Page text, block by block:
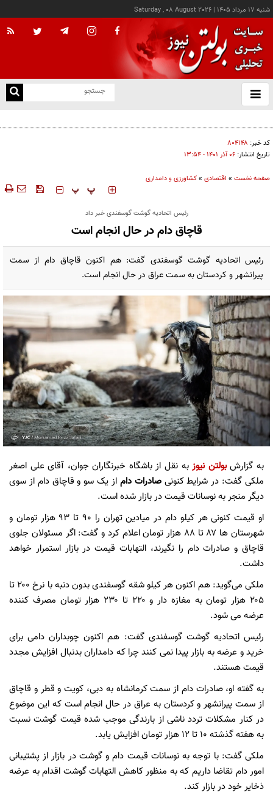
شنبه ۱۷ مرداد ۱۴۰۵ |
Saturday , 08 August 2026
باز
و
کد خبر: ۸۰۴۱۴۸
تاریخ انتشار: ۰۶ آذر ۱۴۰۱ - ۱۳:۵۴
صفحه نخست » اقتصادی »کشاورزی و دامداری
‍‍‍ پ پ
رئیس اتحادیه گوشت گوسفندی خبر داد
قاچاق دام در حال انجام است
رئیس اتحادیه گوشت گوسفندی گفت: هم اکنون قاچاق دام از سمت
پیرانشهر و کردستان به سمت عراق در حال انجام است.
به گزارشبولتن نیوزبه نقل از باشگاه خبرنگاران جوان، آقای علی اصغر
ملکی گفت: در شرایط کنونیصادرات دام از یک سو و قاچاق دام از سوی
دیگر منجر به نوسانات قیمت در بازار شده است.
او قیمت کنونی هر کیلو دام در میادین تهران را ۹۰ تا ۹۳ هزار تومان و
شهرستان ها ۸۷ تا ۸۸ هزار تومان اعلام کرد و گفت: اگر مسئولان جلوی
قاچاق و صادرات دام را نگیرند، التهابات قیمت در بازار استمرار خواهد
داشت.
ملکی می‌گوید: هم اکنون هر کیلو شقه گوسفندی بدون دنبه با نرخ ۲۰۰ تا
۲۰۵ هزار تومان به مغازه دار و ۲۲۰ تا ۲۳۰ هزار تومان مصرف کننده
عرضه می شود.
رئیس اتحادیه گوشت گوسفندی گفت: هم اکنون چوبداران دامی برای
خرید و عرضه به بازار پیدا نمی کنند چرا که دامداران بدنبال افزایش مجدد
قیمت هستند.
به گفته او، صادرات دام از سمت کرمانشاه به دبی، کویت و قطر و قاچاق
از سمت پیرانشهر و کردستان به عراق در حال انجام است که این موضوع
در کنار مشکلات تردد ناشی از بارندگی موجب شده قیمت گوشت نسبت
به هفته گذشته ۱۰ تا ۱۲ هزار تومان افزایش یابد‌.
ملکی گفت: با توجه به نوسانات قیمت دام و گوشت در بازار از پشتیبانی
امور دام‌ تقاضا داریم که به منظور کاهش التهابات گوشت اقدام به عرضه
ذخایر خود در بازار کند.